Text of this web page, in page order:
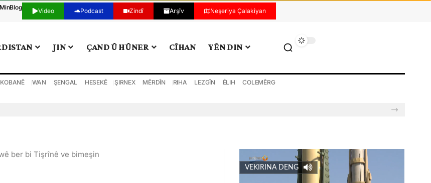
Blog Video Podcast Zindî Arşîv Neşeriya Çalakiyan
JIN ÇAND Û HÛNER CÎHAN YÊN DIN
KOBANÊ WAN ŞENGAL HESEKÊ ŞIRNEX MÊRDÎN RIHA LEZGÎN ÊLIH COLEMÊRG
ber bi Tişrînê ve bimeşin
VEKIRINA DENG